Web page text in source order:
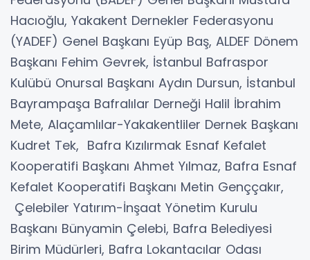
Hacıoğlu, Yakakent Dernekler Federasyonu
(YADEF) Genel Başkanı Eyüp Baş, ALDEF Dönem
Başkanı Fehim Gevrek, İstanbul Bafraspor
Kulübü Onursal Başkanı Aydın Dursun, İstanbul
Bayrampaşa Bafralılar Derneği Halil İbrahim
Mete, Alaçamlılar-Yakakentliler Dernek Başkanı
Kudret Tek, Bafra Kızılırmak Esnaf Kefalet
Kooperatifi Başkanı Ahmet Yılmaz, Bafra Esnaf
Kefalet Kooperatifi Başkanı Metin Genççakır,
Çelebiler Yatırım-İnşaat Yönetim Kurulu
Başkanı Bünyamin Çelebi, Bafra Belediyesi
Birim Müdürleri, Bafra Lokantacılar Odası